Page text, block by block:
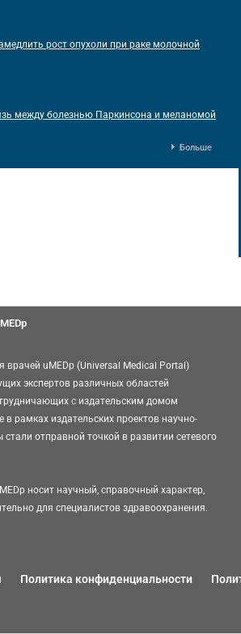
рост опухоли при раке молочной
между болезнью Паркинсона и меланомой
Больше
врачей uMEDp (Universal Medical Portal)
экспертов различных областей
с издательским домом
рамках издательских проектов научно-
отправной точкой в развитии сетевого
носит научный, справочный характер,
для специалистов здравоохранения.
Политика конфиденциальности